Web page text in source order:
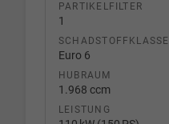
PARTIKELFILTER
1
SCHADSTOFFKLASSE
Euro 6
HUBRAUM
1.968 ccm
LEISTUNG